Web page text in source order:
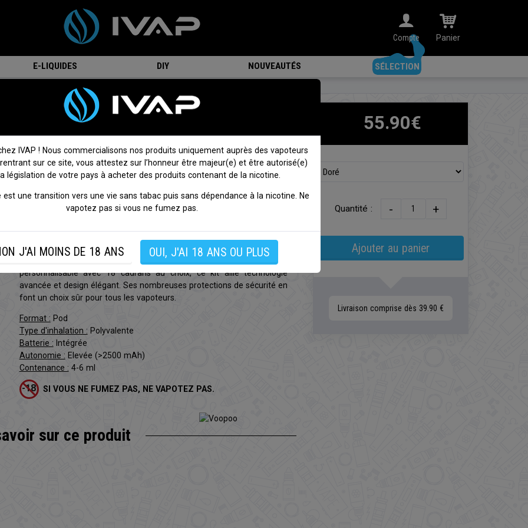
Panier
Compte
E-LIQUIDES DIY NOUVEAUTÉS SÉLECTION
Kit Pod Vinci E120 - Voopoo
On attend votre avis ! Donnez votre avis
Le kit Vinci E120 de Voopoo est une cigarette électronique
performante et innovante, idéale pour les vapoteurs recherchant
puissance et autonomie.
Sa batterie intégrée de 4500mAh offre une puissance maximale de
Le pod Vinci PnP-X DTL de 5ml assure une grande capacité de liquide
et un remplissage facile par le haut. Doté d’un écran TFT de 2,4"
personnalisable avec 18 cadrans au choix, ce kit allie technologie
avancée et design élégant. Ses nombreuses protections de sécurité en
font un choix sûr pour tous les vapoteurs.
Format : Pod
Type d'inhalation : Polyvalente
Batterie : Intégrée
Autonomie : Elevée (>2500 mAh)
Contenance : 4-6 ml
SI VOUS NE FUMEZ PAS, NE VAPOTEZ PAS.
55.90€
Quantité : - +
Ajouter au panier
Livraison comprise dès 39.90 €
sur ce produit
IVAP ! Nous commercialisons nos produits uniquement auprès des vapoteurs
sur ce site, vous attestez sur l’honneur être majeur(e) et être autorisé(e)
législation de votre pays à acheter des produits contenant de la nicotine.
est une transition vers une vie sans tabac puis sans dépendance à la nicotine. Ne
vapotez pas si vous ne fumez pas.
J'AI MOINS DE 18 ANS OUI, J'AI 18 ANS OU PLUS